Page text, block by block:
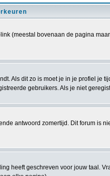
(meestal bovenaan de pagina
Als dit zo is moet je in je profiel je
gebruikers. Als je niet
antwoord zomertijd. Dit forum is
heeft geschreven voor jouw taal.